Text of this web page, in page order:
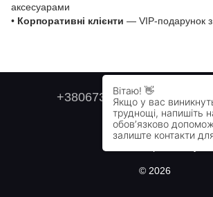
аксесуарами
• Корпоративні клієнти — VIP-подарунок з
+380673179749
Контактна інформація
© 2026